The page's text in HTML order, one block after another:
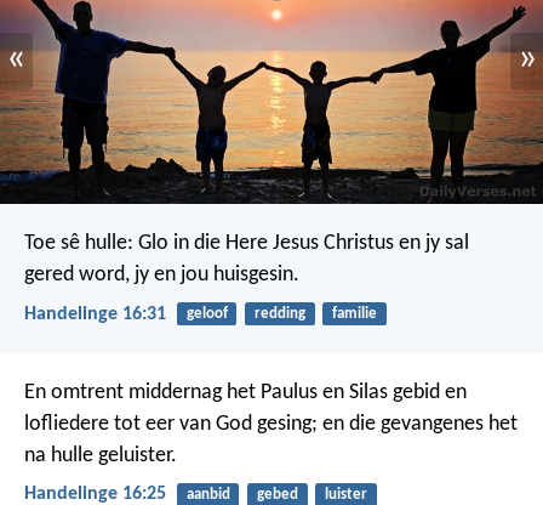
« »
Toe sê hulle: Glo in die Here Jesus Christus en jy sal
gered word, jy en jou huisgesin.
Handelinge 16:31 geloof redding familie
En omtrent middernag het Paulus en Silas gebid en
lofliedere tot eer van God gesing; en die gevangenes het
na hulle geluister.
Handelinge 16:25 aanbid gebed luister